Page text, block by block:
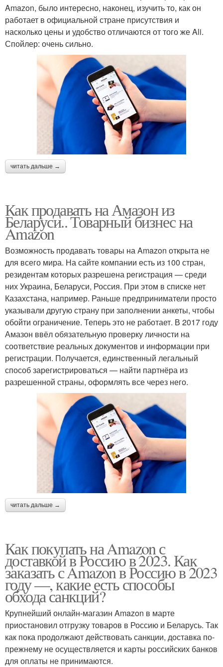
Amazon, было интересно, наконец, изучить то, как он
работает в официальной стране присутствия и
насколько цены и удобство отличаются от того же Ali.
Спойлер: очень сильно.
читать дальше →
Как продавать на Амазон из
Беларуси.. Товарный бизнес на
Amazon
Возможность продавать товары на Amazon открыта не
для всего мира. На сайте компании есть из 100 стран,
резидентам которых разрешена регистрация — среди
них Украина, Беларуси, Россия. При этом в списке нет
Казахстана, например. Раньше предприниматели просто
указывали другую страну при заполнении анкеты, чтобы
обойти ограничение. Теперь это не работает. В 2017 году
Амазон ввёл обязательную проверку личности на
соответствие реальных документов и информации при
регистрации. Получается, единственный легальный
способ зарегистрироваться — найти партнёра из
разрешенной страны, оформлять все через него.
читать дальше →
Как покупать на Amazon с
доставкой в Россию в 2023. Как
заказать с Amazon в Россию в 2023
году —, какие есть способы
обхода санкций?
Крупнейший онлайн-магазин Amazon в марте
приостановил отгрузку товаров в Россию и Беларусь. Так
как пока продолжают действовать санкции, доставка по-
прежнему не осуществляется и карты российских банков
для оплаты не принимаются.